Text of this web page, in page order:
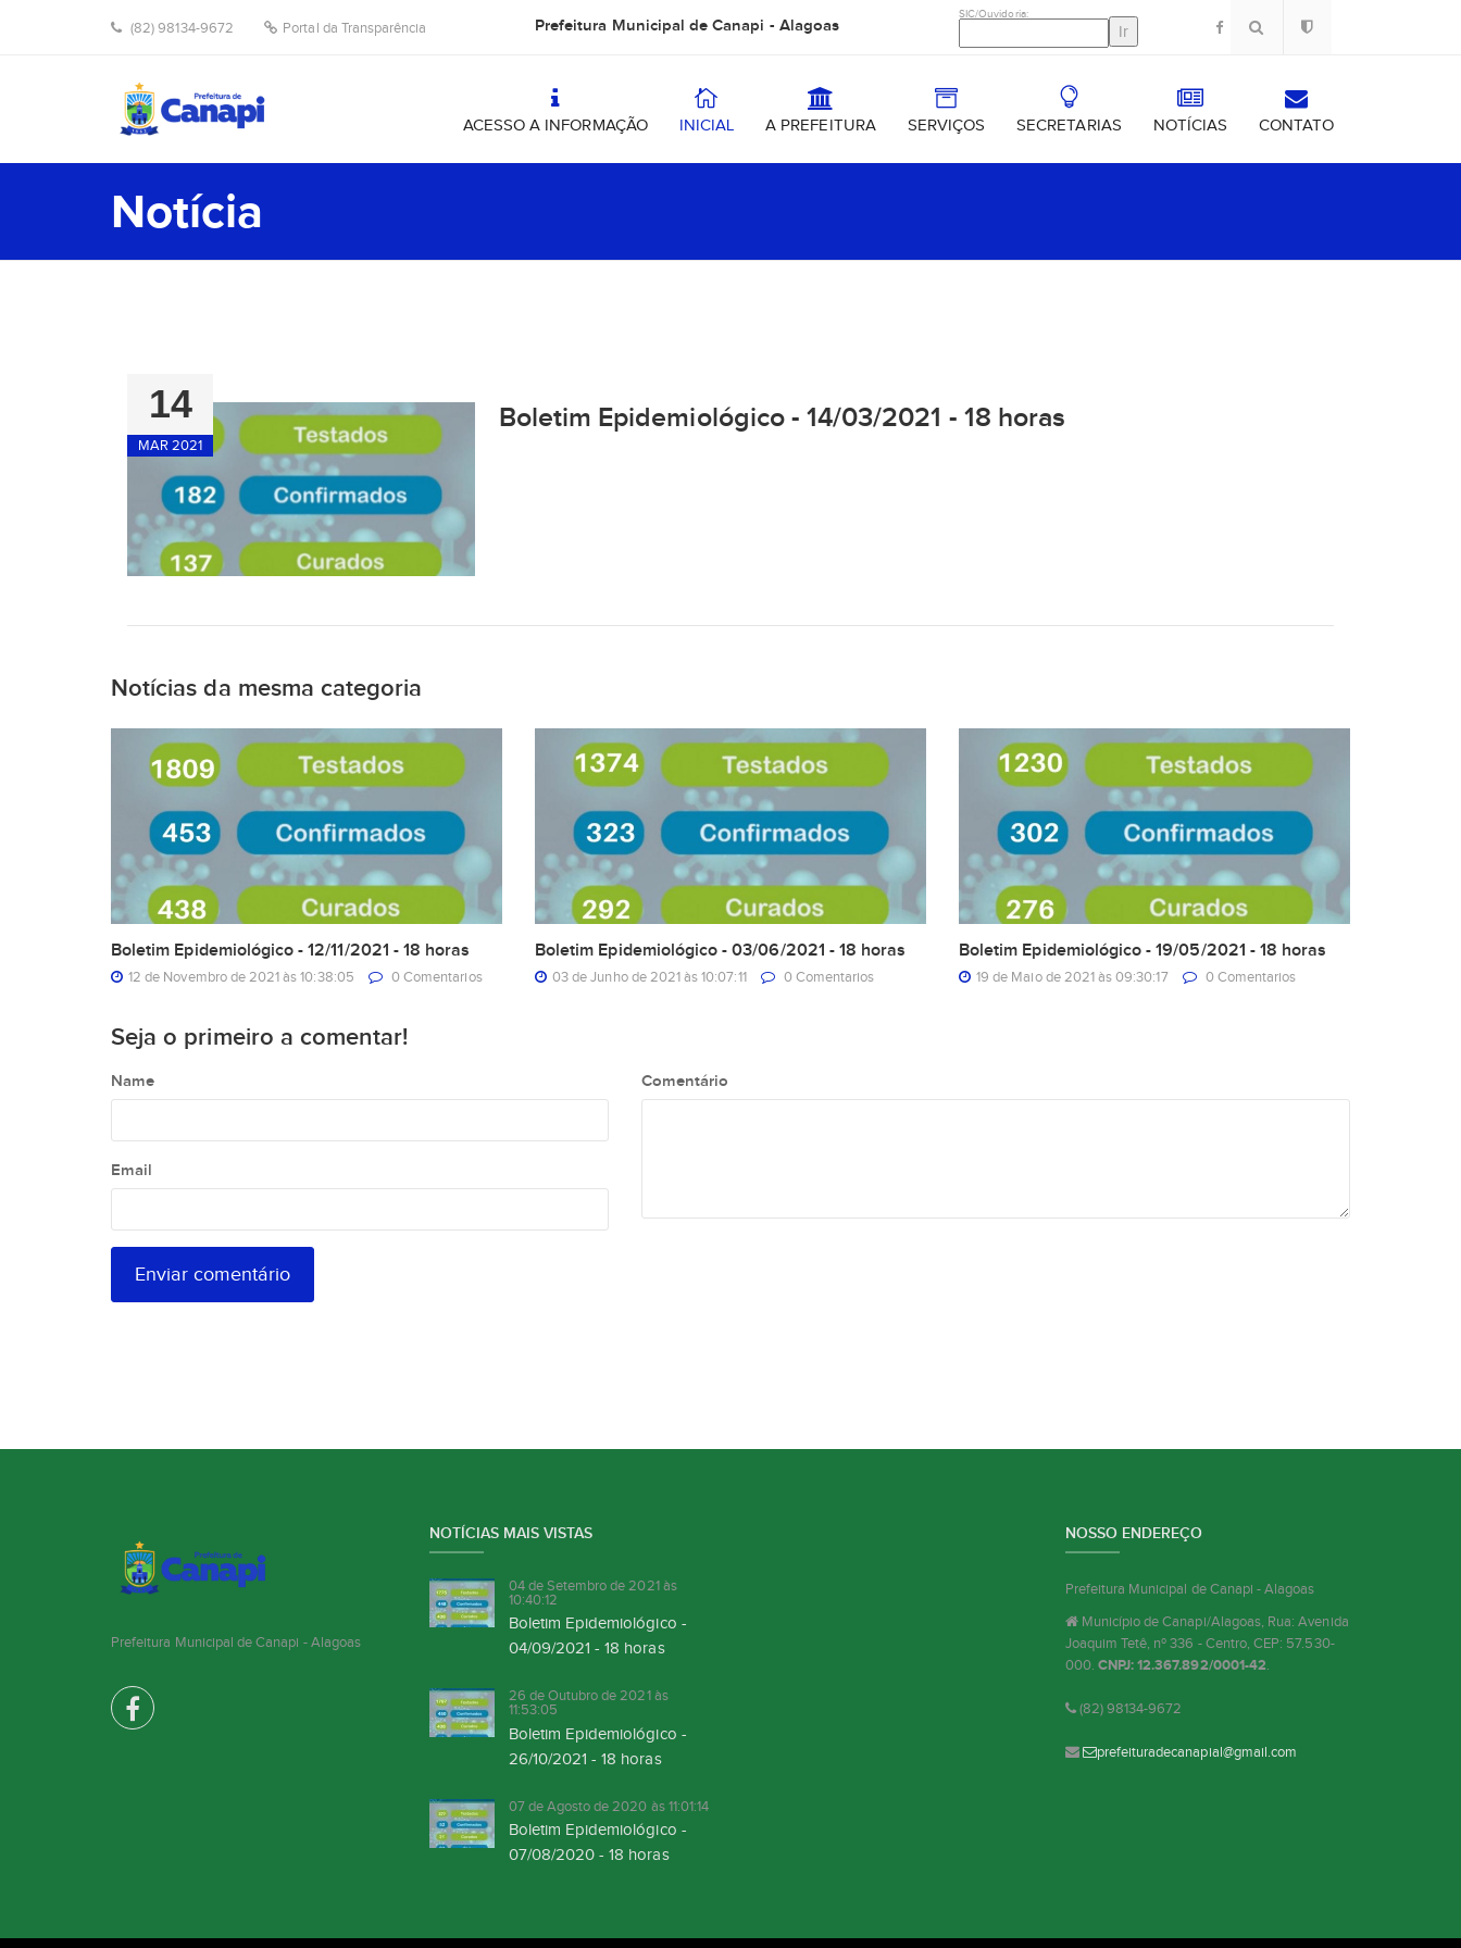
(82) 98134-9672 Portal da Transparência Prefeitura Municipal de Canapi - Alagoas
SIC/Ouvidoria:
ACESSO A INFORMAÇÃO INICIAL A PREFEITURA SERVIÇOS SECRETARIAS NOTÍCIAS CONTATO
Notícia
14
MAR 2021
Boletim Epidemiológico - 14/03/2021 - 18 horas
Notícias da mesma categoria
Boletim Epidemiológico - 12/11/2021 - 18 horas
12 de Novembro de 2021 às 10:38:05 0 Comentarios
Boletim Epidemiológico - 03/06/2021 - 18 horas
03 de Junho de 2021 às 10:07:11 0 Comentarios
Boletim Epidemiológico - 19/05/2021 - 18 horas
19 de Maio de 2021 às 09:30:17 0 Comentarios
Seja o primeiro a comentar!
Name
Email
Comentário
Prefeitura Municipal de Canapi - Alagoas
NOTÍCIAS MAIS VISTAS
04 de Setembro de 2021 às
10:40:12
Boletim Epidemiológico -
04/09/2021 - 18 horas
26 de Outubro de 2021 às
11:53:05
Boletim Epidemiológico -
26/10/2021 - 18 horas
07 de Agosto de 2020 às 11:01:14
Boletim Epidemiológico -
07/08/2020 - 18 horas
NOSSO ENDEREÇO
Prefeitura Municipal de Canapi - Alagoas
Município de Canapi/Alagoas, Rua: Avenida
Joaquim Tetê, nº 336 - Centro, CEP: 57.530-
000. CNPJ: 12.367.892/0001-42
(82) 98134-9672
prefeituradecanapial@gmail.com